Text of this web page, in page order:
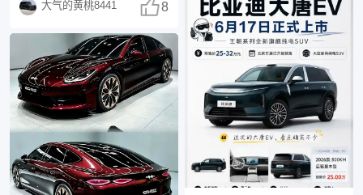
有采用此前网传的“
大气的黄桃8441 8